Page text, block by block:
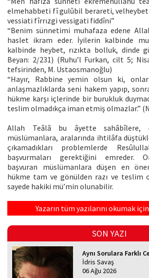
elmehabbeti fî gulûbil berareti,
vessiati fîrrızgi vessigati fiddîni”
“Benim sünnetimi muhafaza edene
haslet ikram eder. İyilerin kalbinde
kalbinde heybet, rızıkta bolluk, dinde
Beyan: 2/231) (Ruhu’l Furkan, cilt 5;
tefsirinden, M. Ustaosmanoğlu)
“Hayır, Rabbine yemin olsun ki, onlar
anlaşmazlıklarda seni hakem yapıp,
hükme karşı içlerinde bir burukluk
teslim olmadıkça iman etmiş olmazlar.”
Allah Teâlâ bu âyette sahâbîlere,
müslümanlara, aralarında ihtilâfa
çıkamadıkları problemlerde
başvurmaları gerektiğini emreder.
başvuran müslümanlara düşen en
hükme tam ve gönülden razı ve teslim
sayede hakiki mü’min olunabilir.
Yazarın tüm yazılarını okumak için
SON YAZI
Aynı Sorulara Farklı
İdris Savaş
06 Ağu 2026